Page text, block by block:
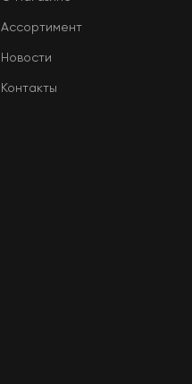
Ассортимент
Новости
Контакты